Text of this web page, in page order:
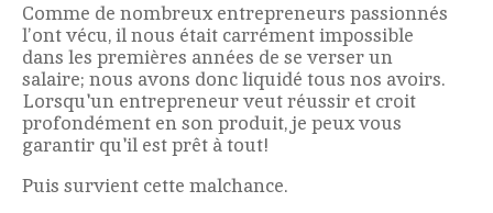
Comme de nombreux entrepreneurs passionnés
l’ont vécu, il nous était carrément impossible
dans les premières années de se verser un
salaire; nous avons donc liquidé tous nos avoirs.
Lorsqu'un entrepreneur veut réussir et croit
profondément en son produit, je peux vous
garantir qu'il est prêt à tout!
Puis survient cette malchance.